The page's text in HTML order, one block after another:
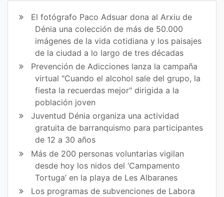
en
Fa
ce
bo
ok
ir
en
Tw
itt
er
El fotógrafo Paco Adsuar dona al Arxiu de
Dénia una colección de más de 50.000
imágenes de la vida cotidiana y los paisajes
de la ciudad a lo largo de tres décadas
Prevención de Adicciones lanza la campaña
virtual "Cuando el alcohol sale del grupo, la
fiesta la recuerdas mejor" dirigida a la
población joven
Juventud Dénia organiza una actividad
gratuita de barranquismo para participantes
de 12 a 30 años
Más de 200 personas voluntarias vigilan
desde hoy los nidos del ‘Campamento
Tortuga’ en la playa de Les Albaranes
Los programas de subvenciones de Labora